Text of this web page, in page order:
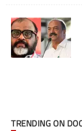
TRENDING ON